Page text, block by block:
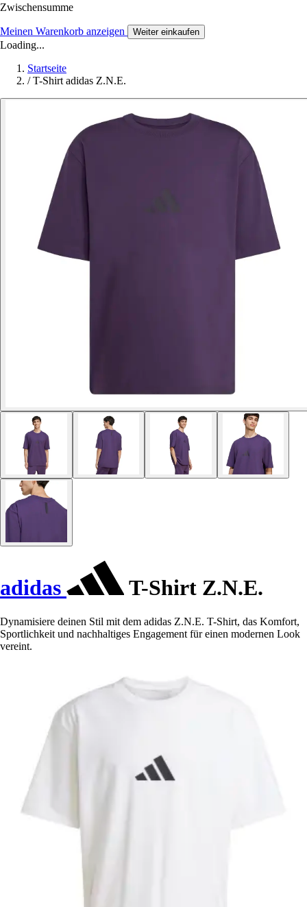
Zwischensumme
Meinen Warenkorb anzeigen Weiter einkaufen
Loading...
Startseite
/ T-Shirt adidas Z.N.E.
adidas T-Shirt Z.N.E.
Dynamisiere deinen Stil mit dem adidas Z.N.E. T-Shirt, das Komfort,
Sportlichkeit und nachhaltiges Engagement für einen modernen Look
vereint.